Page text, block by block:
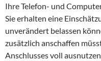
Ihre Telefon- und
Sie erhalten eine
unverändert belassen
zusätzlich anschaffen
Anschlusses voll